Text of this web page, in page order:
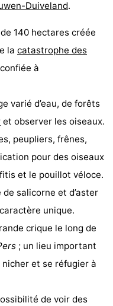
Duiveland.
140 hectares créée
la catastrophe des
à
varié d’eau, de forêts
et observer les oiseaux.
peupliers, frênes,
pour des oiseaux
et le pouillot véloce.
de salicorne et d’aster
unique.
crique le long de
; un lieu important
et se réfugier à
de voir des